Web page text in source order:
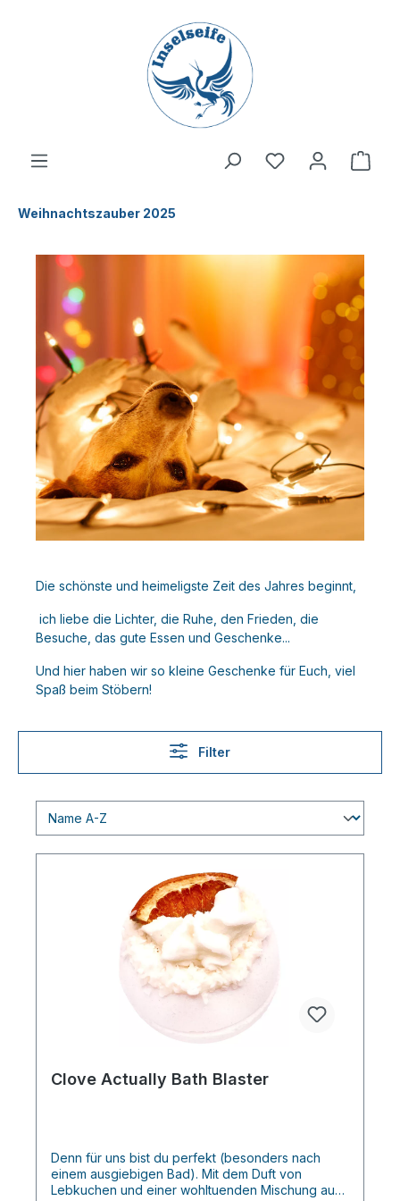
Weihnachtszauber 2025
Die schönste und heimeligste Zeit des Jahres beginnt,
ich liebe die Lichter, die Ruhe, den Frieden, die
Besuche, das gute Essen und Geschenke...
Und hier haben wir so kleine Geschenke für Euch, viel
Spaß beim Stöbern!
Filter
Clove Actually Bath Blaster
Denn für uns bist du perfekt (besonders nach
einem ausgiebigen Bad). Mit dem Duft von
Lebkuchen und einer wohltuenden Mischung aus